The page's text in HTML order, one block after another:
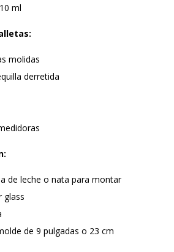
ml
molidas
derretida
de leche o nata para montar
glass
de 9 pulgadas o 23 cm